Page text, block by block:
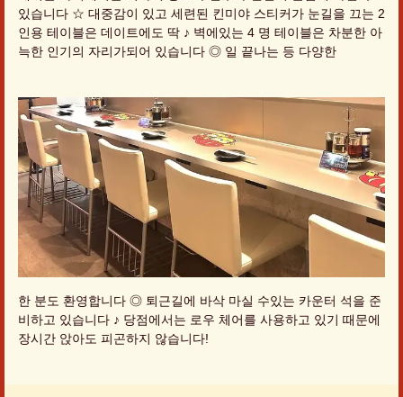
있습니다 ☆ 대중감이 있고 세련된 킨미야 스티커가 눈길을 끄는 2
인용 테이블은 데이트에도 딱 ♪ 벽에있는 4 명 테이블은 차분한 아
늑한 인기의 자리가되어 있습니다 ◎ 일 끝나는 등 다양한
한 분도 환영합니다 ◎ 퇴근길에 바삭 마실 수있는 카운터 석을 준
비하고 있습니다 ♪ 당점에서는 로우 체어를 사용하고 있기 때문에
장시간 앉아도 피곤하지 않습니다!